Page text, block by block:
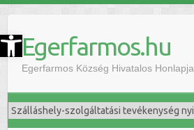
Eszköztár megnyitása Egerfarmos.hu
Egerfarmos Község Hivatalos Honlapja